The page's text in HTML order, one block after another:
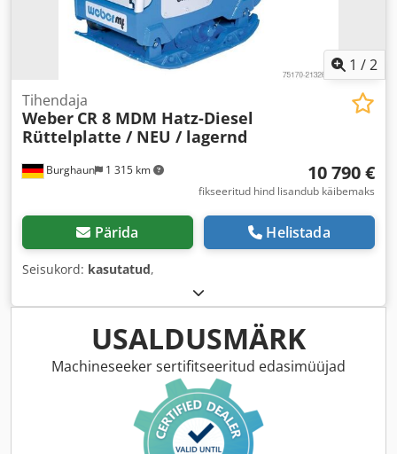
1 /2
Burghaun 1 315 km
Tihendaja
Weber CR 8 MDM Hatz-Diesel
Rüttelplatte / NEU / lagernd
10 790 €
fikseeritud hind lisandub käibemaks
Pärida Helistada
Seisukord: kasutatud,
USALDUSMÄRK
Machineseeker sertifitseeritud edasimüüjad